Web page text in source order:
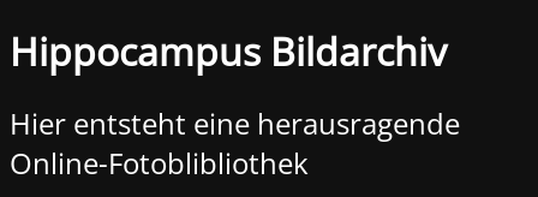
Hippocampus Bildarchiv
Hier entsteht eine herausragende
Online-Fotoblibliothek